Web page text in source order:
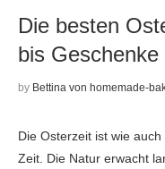
Die besten
bis
by Bettina von homemade-
Die Osterzeit ist wie
Zeit. Die Natur erwacht